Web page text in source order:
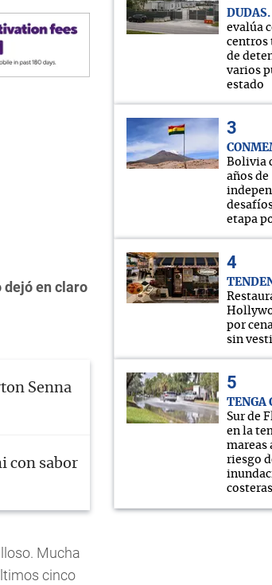
dejó en claro
Senna
con sabor
Mucha
cinco
DUDAS
evalúa
centros
de
varios
estado
Bolivia
años de
etapa
por
sin
TENGA
Sur de
en la
mareas
riesgo
costeras